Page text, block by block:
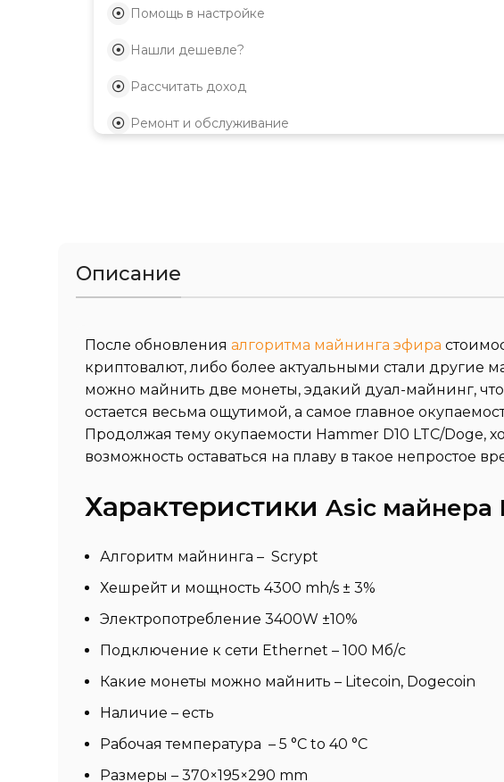
Помощь в настройке
Нашли дешевле?
Рассчитать доход
Ремонт и обслуживание
Описание
После обновления алгоритма майнинга эфира
криптовалют, либо более актуальными стали другие
можно майнить две монеты, эдакий дуал-майнинг,
остается весьма ощутимой, а самое главное
Продолжая тему окупаемости Hammer D10 LTC/Doge,
возможность оставаться на плаву в такое непростое
Характеристики Asic майнера
Алгоритм майнинга – Scrypt
Хешрейт и мощность 4300 mh/s ± 3%
Электропотребление 3400W ±10%
Подключение к сети Ethernet – 100 Мб/с
Какие монеты можно майнить – Litecoin, Dogecoin
Наличие – есть
Рабочая температура – 5 °C to 40 °C
Размеры – 370×195×290 mm